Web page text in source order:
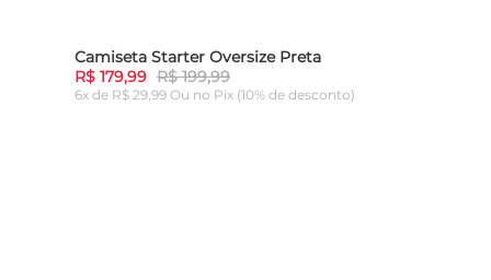
Camiseta Starter Oversize Preta
R$ 179,99 R$ 199,99
6x de R$ 29,99 Ou no Pix (10% de desconto)